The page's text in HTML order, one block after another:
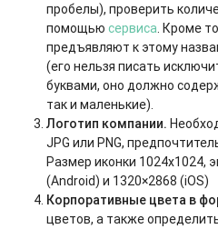
пробелы), проверить
помощьюсервиса. Кроме
предъявляют к этому
(его нельзя писать
буквами, оно должно
так и маленькие).
Логотип компании.
JPG или PNG,
Размер иконки 1024х1024,
(Android) и 1320×2868 (iOS)
Корпоративные цвета в
цветов, а также